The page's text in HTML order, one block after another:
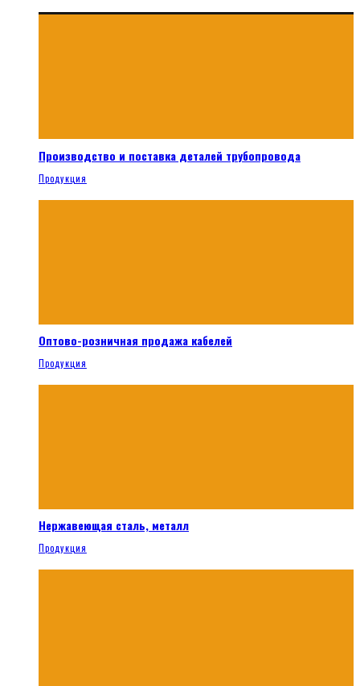
Производство и поставка деталей трубопровода
Продукция
Оптово-розничная продажа кабелей
Продукция
Нержавеющая сталь, металл
Продукция